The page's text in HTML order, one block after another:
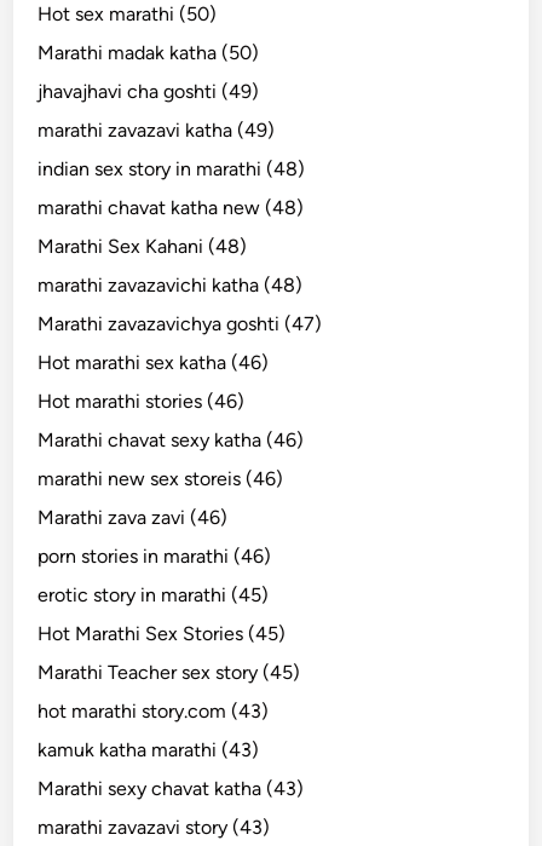
Hot sex marathi (50)
Marathi madak katha (50)
jhavajhavi cha goshti (49)
marathi zavazavi katha (49)
indian sex story in marathi (48)
marathi chavat katha new (48)
Marathi Sex Kahani (48)
marathi zavazavichi katha (48)
Marathi zavazavichya goshti (47)
Hot marathi sex katha (46)
Hot marathi stories (46)
Marathi chavat sexy katha (46)
marathi new sex storeis (46)
Marathi zava zavi (46)
porn stories in marathi (46)
erotic story in marathi (45)
Hot Marathi Sex Stories (45)
Marathi Teacher sex story (45)
hot marathi story.com (43)
kamuk katha marathi (43)
Marathi sexy chavat katha (43)
marathi zavazavi story (43)